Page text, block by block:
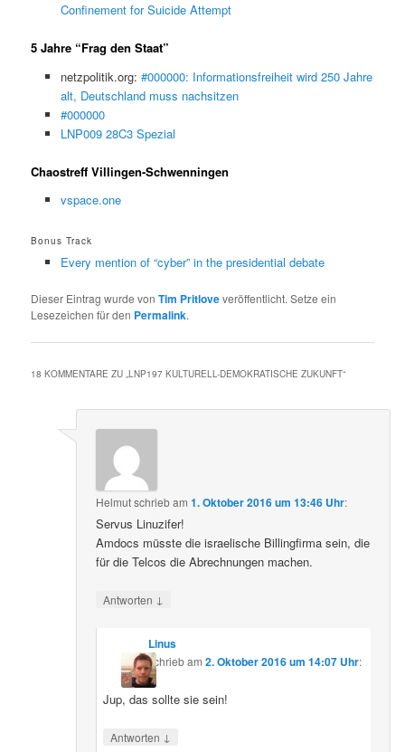
Confinement for Suicide Attempt
5 Jahre “Frag den Staat”
netzpolitik.org: #000000: Informationsfreiheit wird 250 Jahre
alt, Deutschland muss nachsitzen
#000000
LNP009 28C3 Spezial
Chaostreff Villingen-Schwenningen
vspace.one
Bonus Track
Every mention of “cyber” in the presidential debate
Dieser Eintrag wurde vonTim Pritloveveröffentlicht. Setze ein
Lesezeichen für den Permalink.
18 KOMMENTARE ZU „LNP197 KULTURELL-DEMOKRATISCHE ZUKUNFT“
Helmutschriebam1. Oktober 2016 um 13:46 Uhr:
Servus Linuzifer!
Amdocs müsste die israelische Billingfirma sein, die
für die Telcos die Abrechnungen machen.
Antworten ↓
Linus
schriebam 2. Oktober 2016 um 14:07 Uhr:
Jup, das sollte sie sein!
Antworten ↓